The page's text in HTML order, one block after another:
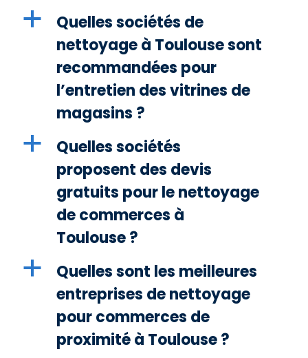
a
Quelles sociétés de
nettoyage à Toulouse sont
recommandées pour
l’entretien des vitrines de
magasins ?
a
Quelles sociétés
proposent des devis
gratuits pour le nettoyage
de commerces à
Toulouse ?
a
Quelles sont les meilleures
entreprises de nettoyage
pour commerces de
proximité à Toulouse ?